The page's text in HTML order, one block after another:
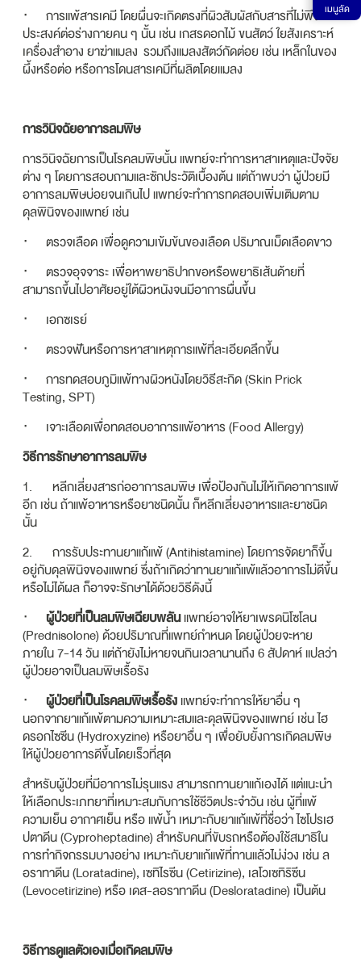
เมนูลัด
· การแพ้สารเคมี โดยผื่นจะเกิดตรงที่ผิวสัมผัสกับสารที่ไม่พึง
ประสงค์ต่อร่างกายคน ๆ นั้น เช่น เกสรดอกไม้ ขนสัตว์ ใยสังเคราะห์
เครื่องสำอาง ยาฆ่าแมลง รวมถึงแมลงสัตว์กัดต่อย เช่น เหล็กในของ
ผึ้งหรือต่อ หรือการโดนสารเคมีที่ผลิตโดยแมลง
การวินิจฉัยอาการลมพิษ​
การวินิจฉัยการเป็นโรคลมพิษนั้น แพทย์จะทำการหาสาเหตุและปัจจัย
ต่าง ๆ โดยการสอบถามและซักประวัติเบื้องต้น แต่ถ้าพบว่า ผู้ป่วยมี
อาการลมพิษบ่อยจนเกินไป แพทย์จะทำการทดสอบเพิ่มเติมตาม
ดุลพินิจของแพทย์ เช่น
· ตรวจเลือด เพื่อดูความเข้มข้นของเลือด ปริมาณเม็ดเลือดขาว
· ตรวจอุจจาระ เพื่อหาพยาธิปากขอหรือพยาธิเส้นด้ายที่
สามารถขึ้นไปอาศัยอยู่ใต้ผิวหนังจนมีอาการผื่นขึ้น
· เอกซเรย์
· ตรวจฟันหรือการหาสาเหตุการแพ้ที่ละเอียดลึกขึ้น
· การทดสอบภูมิแพ้ทางผิวหนังโดยวิธีสะกิด (Skin Prick
Testing, SPT)
· เจาะเลือดเพื่อทดสอบอาการแพ้อาหาร (Food Allergy)
วิธีการรักษาอาการลมพิษ
1. หลีกเลี่ยงสารก่ออาการลมพิษ เพื่อป้องกันไม่ให้เกิดอาการแพ้
อีก เช่น ถ้าแพ้อาหารหรือยาชนิดนั้น ก็หลีกเลี่ยงอาหารและยาชนิด
นั้น
2. การรับประทานยาแก้แพ้ (Antihistamine) โดยการจัดยาก็ขึ้น
อยู่กับดุลพินิจของแพทย์ ซึ่งถ้าเกิดว่าทานยาแก้แพ้แล้วอาการไม่ดีขึ้น
หรือไม่ได้ผล ก็อาจจะรักษาได้ด้วยวิธีดังนี้
· ผู้ป่วยที่เป็นลมพิษเฉียบพลันแพทย์อาจให้ยาเพรดนิโซโลน
(Prednisolone) ด้วยปริมาณที่แพทย์กำหนด โดยผู้ป่วยจะหาย
ภายใน 7-14 วัน แต่ถ้ายังไม่หายจนกินเวลานานถึง 6 สัปดาห์ แปลว่า
ผู้ป่วยอาจเป็นลมพิษเรื้อรัง
· ผู้ป่วยที่เป็นโรคลมพิษเรื้อรังแพทย์จะทำการให้ยาอื่น ๆ
นอกจากยาแก้แพ้ตามความเหมาะสมและดุลพินิจของแพทย์ เช่น ไฮ
ดรอกไซซีน (Hydroxyzine) หรือยาอื่น ๆ เพื่อยับยั้งการเกิดลมพิษ
ให้ผู้ป่วยอาการดีขึ้นโดยเร็วที่สุด
สำหรับผู้ป่วยที่มีอาการไม่รุนแรง สามารถทานยาแก้เองได้ แต่แนะนำ
ให้เลือกประเภทยาที่เหมาะสมกับการใช้ชีวิตประจำวัน เช่น ผู้ที่แพ้
ความเย็น อากาศเย็น หรือ แพ้น้ำ เหมาะกับยาแก้แพ้ที่ชื่อว่า ไซโปรเฮ
ปตาดีน (Cyproheptadine) สำหรับคนที่ขับรถหรือต้องใช้สมาธิใน
การทำกิจกรรมบางอย่าง เหมาะกับยาแก้แพ้ที่ทานแล้วไม่ง่วง เช่น ล
อราทาดีน (Loratadine), เซทิไรซีน (Cetirizine), เลโวเซทิริซีน
(Levocetirizine) หรือ เดส-ลอราทาดีน (Desloratadine) เป็นต้น
วิธีการดูแลตัวเองเมื่อเกิดลมพิษ